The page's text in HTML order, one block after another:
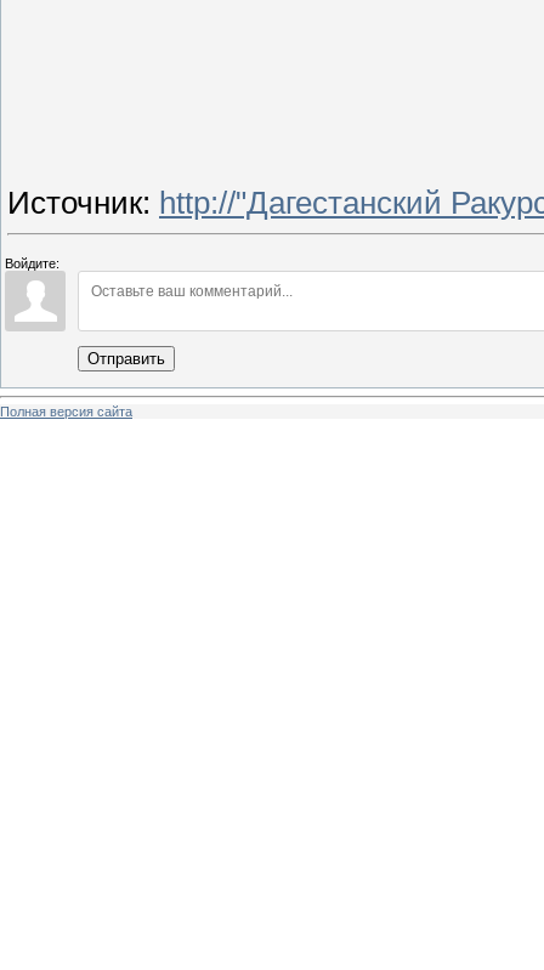
Источник: http://"Дагестанский
Войдите:
Отправить
Полная версия сайта